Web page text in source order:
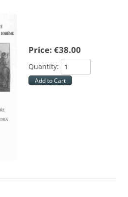
Price: €38.00
Quantity: